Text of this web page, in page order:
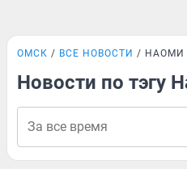
ОМСК ВСЕ НОВОСТИ НАОМИ
Новости по тэгу